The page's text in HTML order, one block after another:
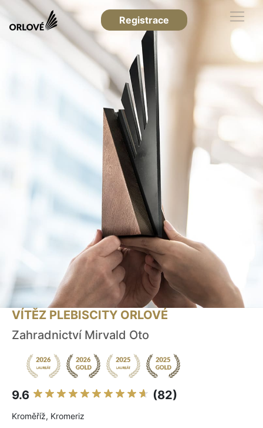
Registrace
VÍTĚZ PLEBISCITY ORLOVÉ
Zahradnictví Mirvald Oto
9.6 (82)
Kroměříž, Kromeriz